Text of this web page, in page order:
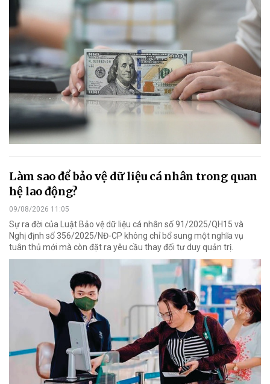
Làm sao để bảo vệ dữ liệu cá nhân trong quan
hệ lao động?
09/08/2026 11:05
Sự ra đời của Luật Bảo vệ dữ liệu cá nhân số 91/2025/QH15 và
Nghị định số 356/2025/NĐ-CP không chỉ bổ sung một nghĩa vụ
tuân thủ mới mà còn đặt ra yêu cầu thay đổi tư duy quản trị.